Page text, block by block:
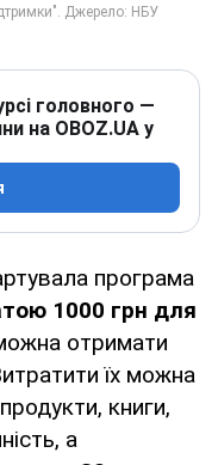
головного —
на OBOZ.UA у
програма
1000 грн для
отримати
їх можна
книги,
а